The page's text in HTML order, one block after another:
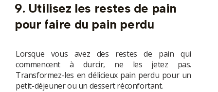
9. Utilisez les restes de pain
pour faire du pain perdu
Lorsque vous avez des restes de pain qui
commencent à durcir, ne les jetez pas.
Transformez-les en délicieux pain perdu pour un
petit-déjeuner ou un dessert réconfortant.